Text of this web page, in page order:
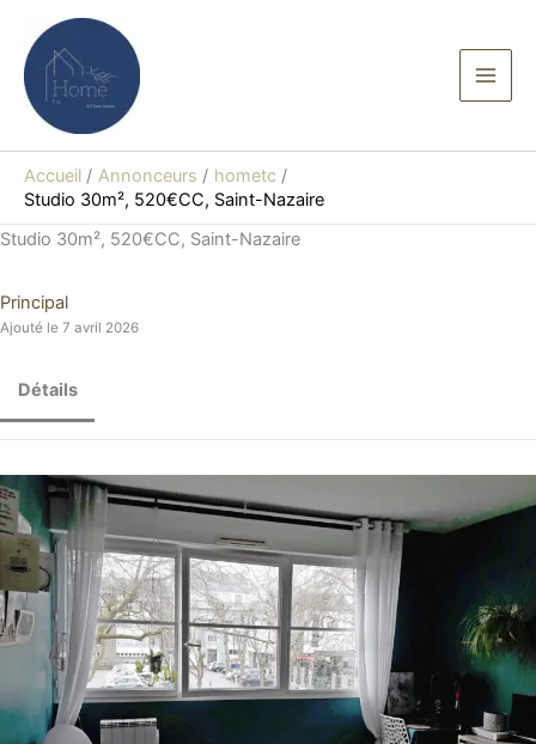
contenu
Accueil Annonceurs
hometc
Studio 30m², 520€CC, Saint-Nazaire
Studio 30m², 520€CC, Saint-Nazaire
Principal
Ajouté le 7 avril 2026
Détails